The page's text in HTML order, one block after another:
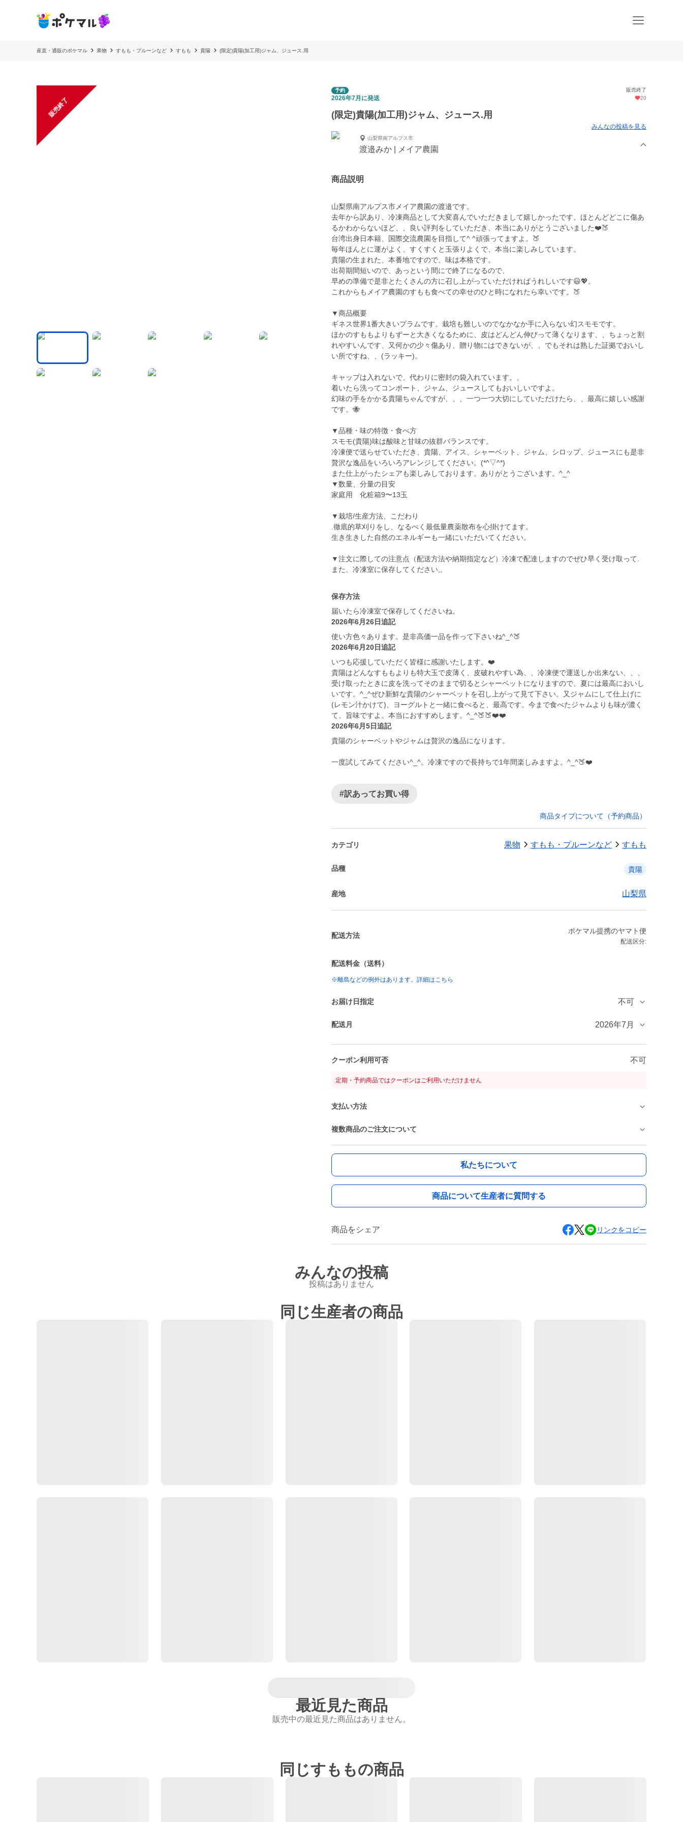
産直・通販のポケマル 果物 すもも・プルーンなど すもも 貴陽 (限定)貴陽(加工用)ジャム、ジュース.用
販売終了
予約 販売終了
2026年7月に発送 20
(限定)貴陽(加工用)ジャム、ジュース.用
みんなの投稿を見る
山梨県南アルプス市
渡邉みか | メイア農園
商品説明
山梨県南アルプス市メイア農園の渡邉です。
去年から訳あり、冷凍商品として大変喜んでいただきまして嬉しかったです。ほとんどどこに傷あ
るかわからないほど、、良い評判をしていただき、本当にありがとうございました❤️🍑
台湾出身日本籍、国際交流農園を目指して^ ^頑張ってますよ。🍑
毎年ほんとに運がよく、すくすくと玉張りよくで、本当に楽しみしています。
貴陽の生まれた、本番地ですので、味は本格です。
出荷期間短いので、あっという間にで終了になるので、
早めの準備で是非とたくさんの方に召し上がっていただければうれしいです😃💖。
これからもメイア農園のすもも食べての幸せのひと時になれたら幸いです。🍑
▼商品概要
ギネス世界1番大きいプラムです。栽培も難しいのでなかなか手に入らない幻スモモです。
ほかのすももよりもずーと大きくなるために、皮はどんどん伸びって薄くなります、、ちょっと割
れやすいんです、又何かの少々傷あり、贈り物にはできないが、、でもそれは熟した証拠でおいし
い所ですね、、(ラッキー)。
キャップは入れないで、代わりに密封の袋入れています。、
着いたら洗ってコンポート、ジャム、ジュースしてもおいしいですよ。
幻味の手をかかる貴陽ちゃんですが、、、一つ一つ大切にしていただけたら、、最高に嬉しい感謝
です。🐝
▼品種・味の特徴・食べ方
スモモ(貴陽)味は酸味と甘味の抜群バランスです。
冷凍便で送らせていただき、貴陽、アイス、シャーベット、ジャム、シロップ、ジュースにも是非
贅沢な逸品をいろいろアレンジしてください。(*^▽^*)
また仕上がったシェアも楽しみしております。ありがとうございます。^_^
▼数量、分量の目安
家庭用 化粧箱9〜13玉
▼栽培/生産方法、こだわり
.徹底的草刈りをし、なるべく最低量農薬散布を心掛けてます。
生き生きした自然のエネルギーも一緒にいただいてください。
▼注文に際しての注意点（配送方法や納期指定など）冷凍で配達しますのでぜひ早く受け取って.
また、冷凍室に保存してください,,
保存方法
届いたら冷凍室で保存してくださいね。
2026年6月26日追記
使い方色々あります。是非高価一品を作って下さいね^_^🍑
2026年6月20日追記
いつも応援していただく皆様に感謝いたします。❤️
貴陽はどんなすももよりも特大玉で皮薄く、皮破れやすい為、、冷凍便で運送しか出来ない、、、
受け取ったときに皮を洗ってそのままで切るとシャーベットになりますので、夏には最高においし
いです。^_^ぜひ新鮮な貴陽のシャーベットを召し上がって見て下さい。又ジャムにして仕上げに
(レモン汁かけて)、ヨーグルトと一緒に食べると、最高です。今まで食べたジャムよりも味が濃く
て、旨味ですよ。本当におすすめします。^_^🍑🍑❤️❤️
2026年6月5日追記
貴陽のシャーベットやジャムは贅沢の逸品になります。
一度試してみてください^_^。冷凍ですので長持ちで1年間楽しみますよ。^_^🍑❤️
#訳あってお買い得
商品タイプについて（予約商品）
カテゴリ 果物 すもも・プルーンなど すもも
品種 貴陽
産地 山梨県
配送方法
ポケマル提携のヤマト便
配送区分:
配送料金（送料）
※離島などの例外はあります。詳細はこちら
お届け日指定 不可
配送月 2026年7月
クーポン利用可否 不可
定期・予約商品ではクーポンはご利用いただけません
支払い方法
複数商品のご注文について
私たちについて
商品について生産者に質問する
商品をシェア リンクをコピー
みんなの投稿
投稿はありません
同じ生産者の商品
最近見た商品
販売中の最近見た商品はありません。
同じすももの商品